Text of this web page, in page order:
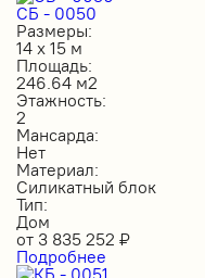
СБ - 0050
Размеры:
14 х 15 м
Площадь:
246.64 м2
Этажность:
2
Мансарда:
Нет
Материал:
Силикатный блок
Тип:
Дом
от 3 835 252 ₽
Подробнее